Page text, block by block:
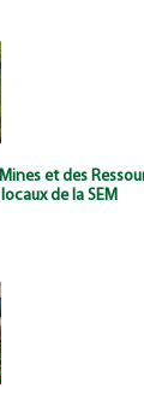
et des
de la SEM